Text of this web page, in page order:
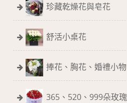
珍藏乾燥花與皂花
舒活小桌花
捧花、胸花、婚禮小物
365、520、999朵玫瑰